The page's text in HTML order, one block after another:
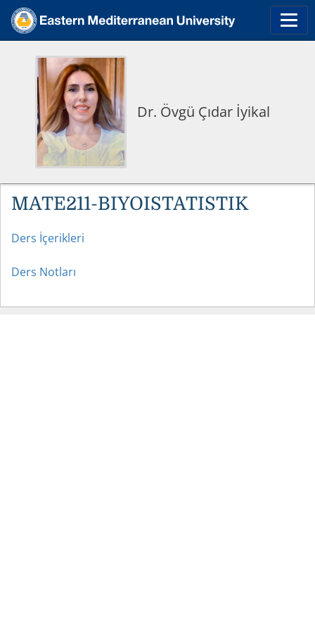
Dr. Övgü Çıdar İyikal
MATE211-BIYOISTATISTIK
Ders İçerikleri
Ders Notları